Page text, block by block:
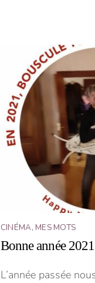
CINÉMA, MES MOTS
Bonne année
L’année passée